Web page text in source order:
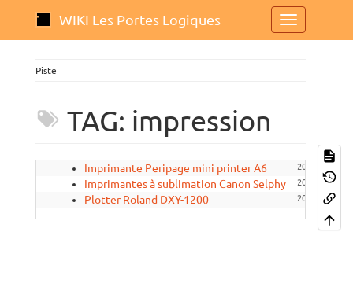
WIKI Les Portes Logiques
Piste
TAG: impression
Imprimante Peripage mini printer A6 2022/02/15
Imprimantes à sublimation Canon Selphy 2022/02/15
Plotter Roland DXY-1200 2022/09/05